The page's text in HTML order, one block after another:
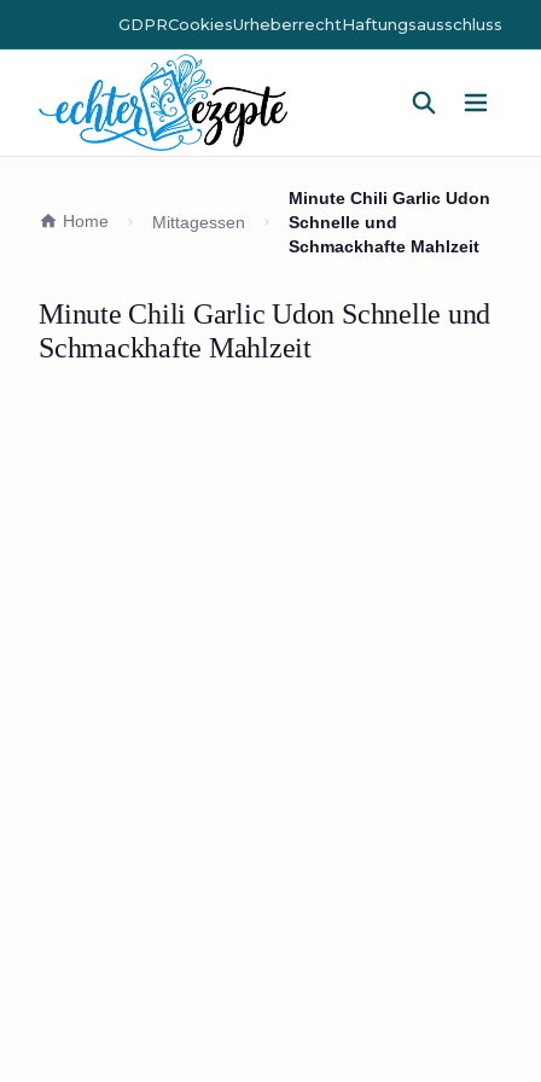
GDPRCookiesUrheberrechtHaftungsausschluss
Home Mittagessen
Minute Chili Garlic Udon
Schnelle und
Schmackhafte Mahlzeit
Minute Chili Garlic Udon Schnelle und
Schmackhafte Mahlzeit